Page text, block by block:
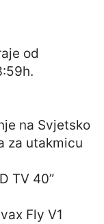
od
na Svjetsko
za utakmicu
TV 40”
Fly V1